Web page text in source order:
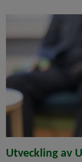
Utveckling av